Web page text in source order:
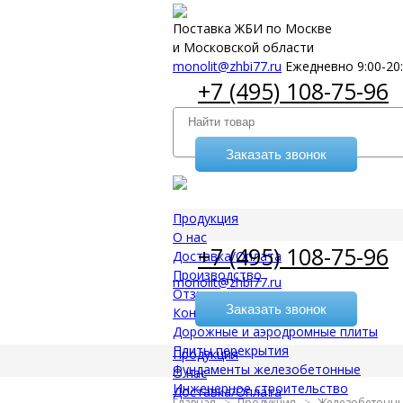
Поставка ЖБИ по Москве
и Московской области
monolit@zhbi77.ru Ежедневно 9:00-
+7 (495) 108-75-96
Заказать звонок
Продукция
О нас
Доставка/Оплата
Производство
Отзывы
Контакты
Дорожные и аэродромные плиты
Плиты перекрытия
Фундаменты железобетонные
Инженерное строительство
+7 (495) 108-75-96
monolit@zhbi77.ru
Заказать звонок
Продукция
О нас
Доставка/Оплата